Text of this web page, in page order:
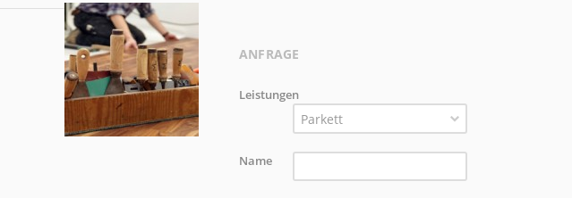
ANFRAGE
Leistungen
Parkett
Name